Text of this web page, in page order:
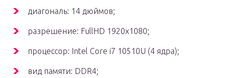
диагональ: 14 дюймов;
разрешение: FullHD 1920х1080;
процессор: Intel Core i7 10510U (4 ядра);
вид памяти: DDR4;